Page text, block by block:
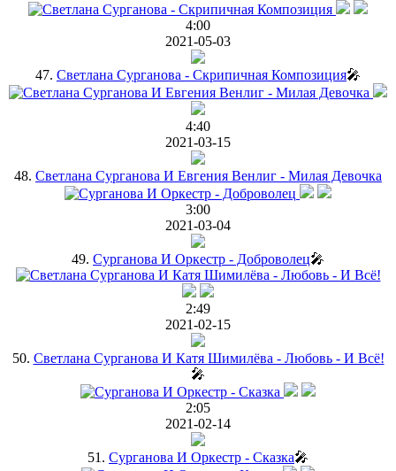
4:00
2021-05-03
47. Светлана Сурганова - Скрипичная Композиция🎤
4:40
2021-03-15
48. Светлана Сурганова И Евгения Венлиг - Милая Девочка
3:00
2021-03-04
49. Сурганова И Оркестр - Доброволец🎤
2:49
2021-02-15
50. Светлана Сурганова И Катя Шимилёва - Любовь - И Всё!
🎤
2:05
2021-02-14
51. Сурганова И Оркестр - Сказка🎤